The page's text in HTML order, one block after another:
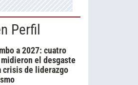
Perfil
a 2027: cuatro
el desgaste
crisis de liderazgo